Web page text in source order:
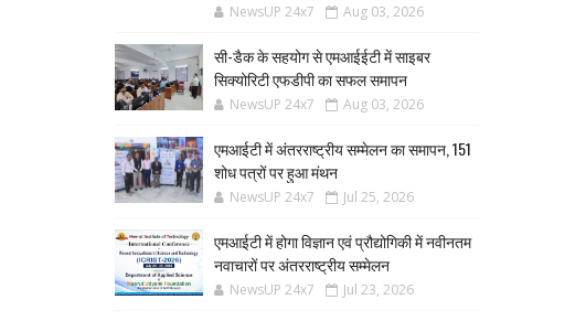
NewsUP 24x7 Aug 03, 2026
सी-डैक के सहयोग से एमआईईटी में साइबर
सिक्योरिटी एफडीपी का सफल समापन
NewsUP 24x7 Aug 03, 2026
एमआईटी में अंतरराष्ट्रीय सम्मेलन का समापन, 151
शोध पत्रों पर हुआ मंथन
NewsUP 24x7 Jul 25, 2026
एमआईटी में होगा विज्ञान एवं प्रौद्योगिकी में नवीनतम
नवाचारों पर अंतरराष्ट्रीय सम्मेलन
NewsUP 24x7 Jul 23, 2026